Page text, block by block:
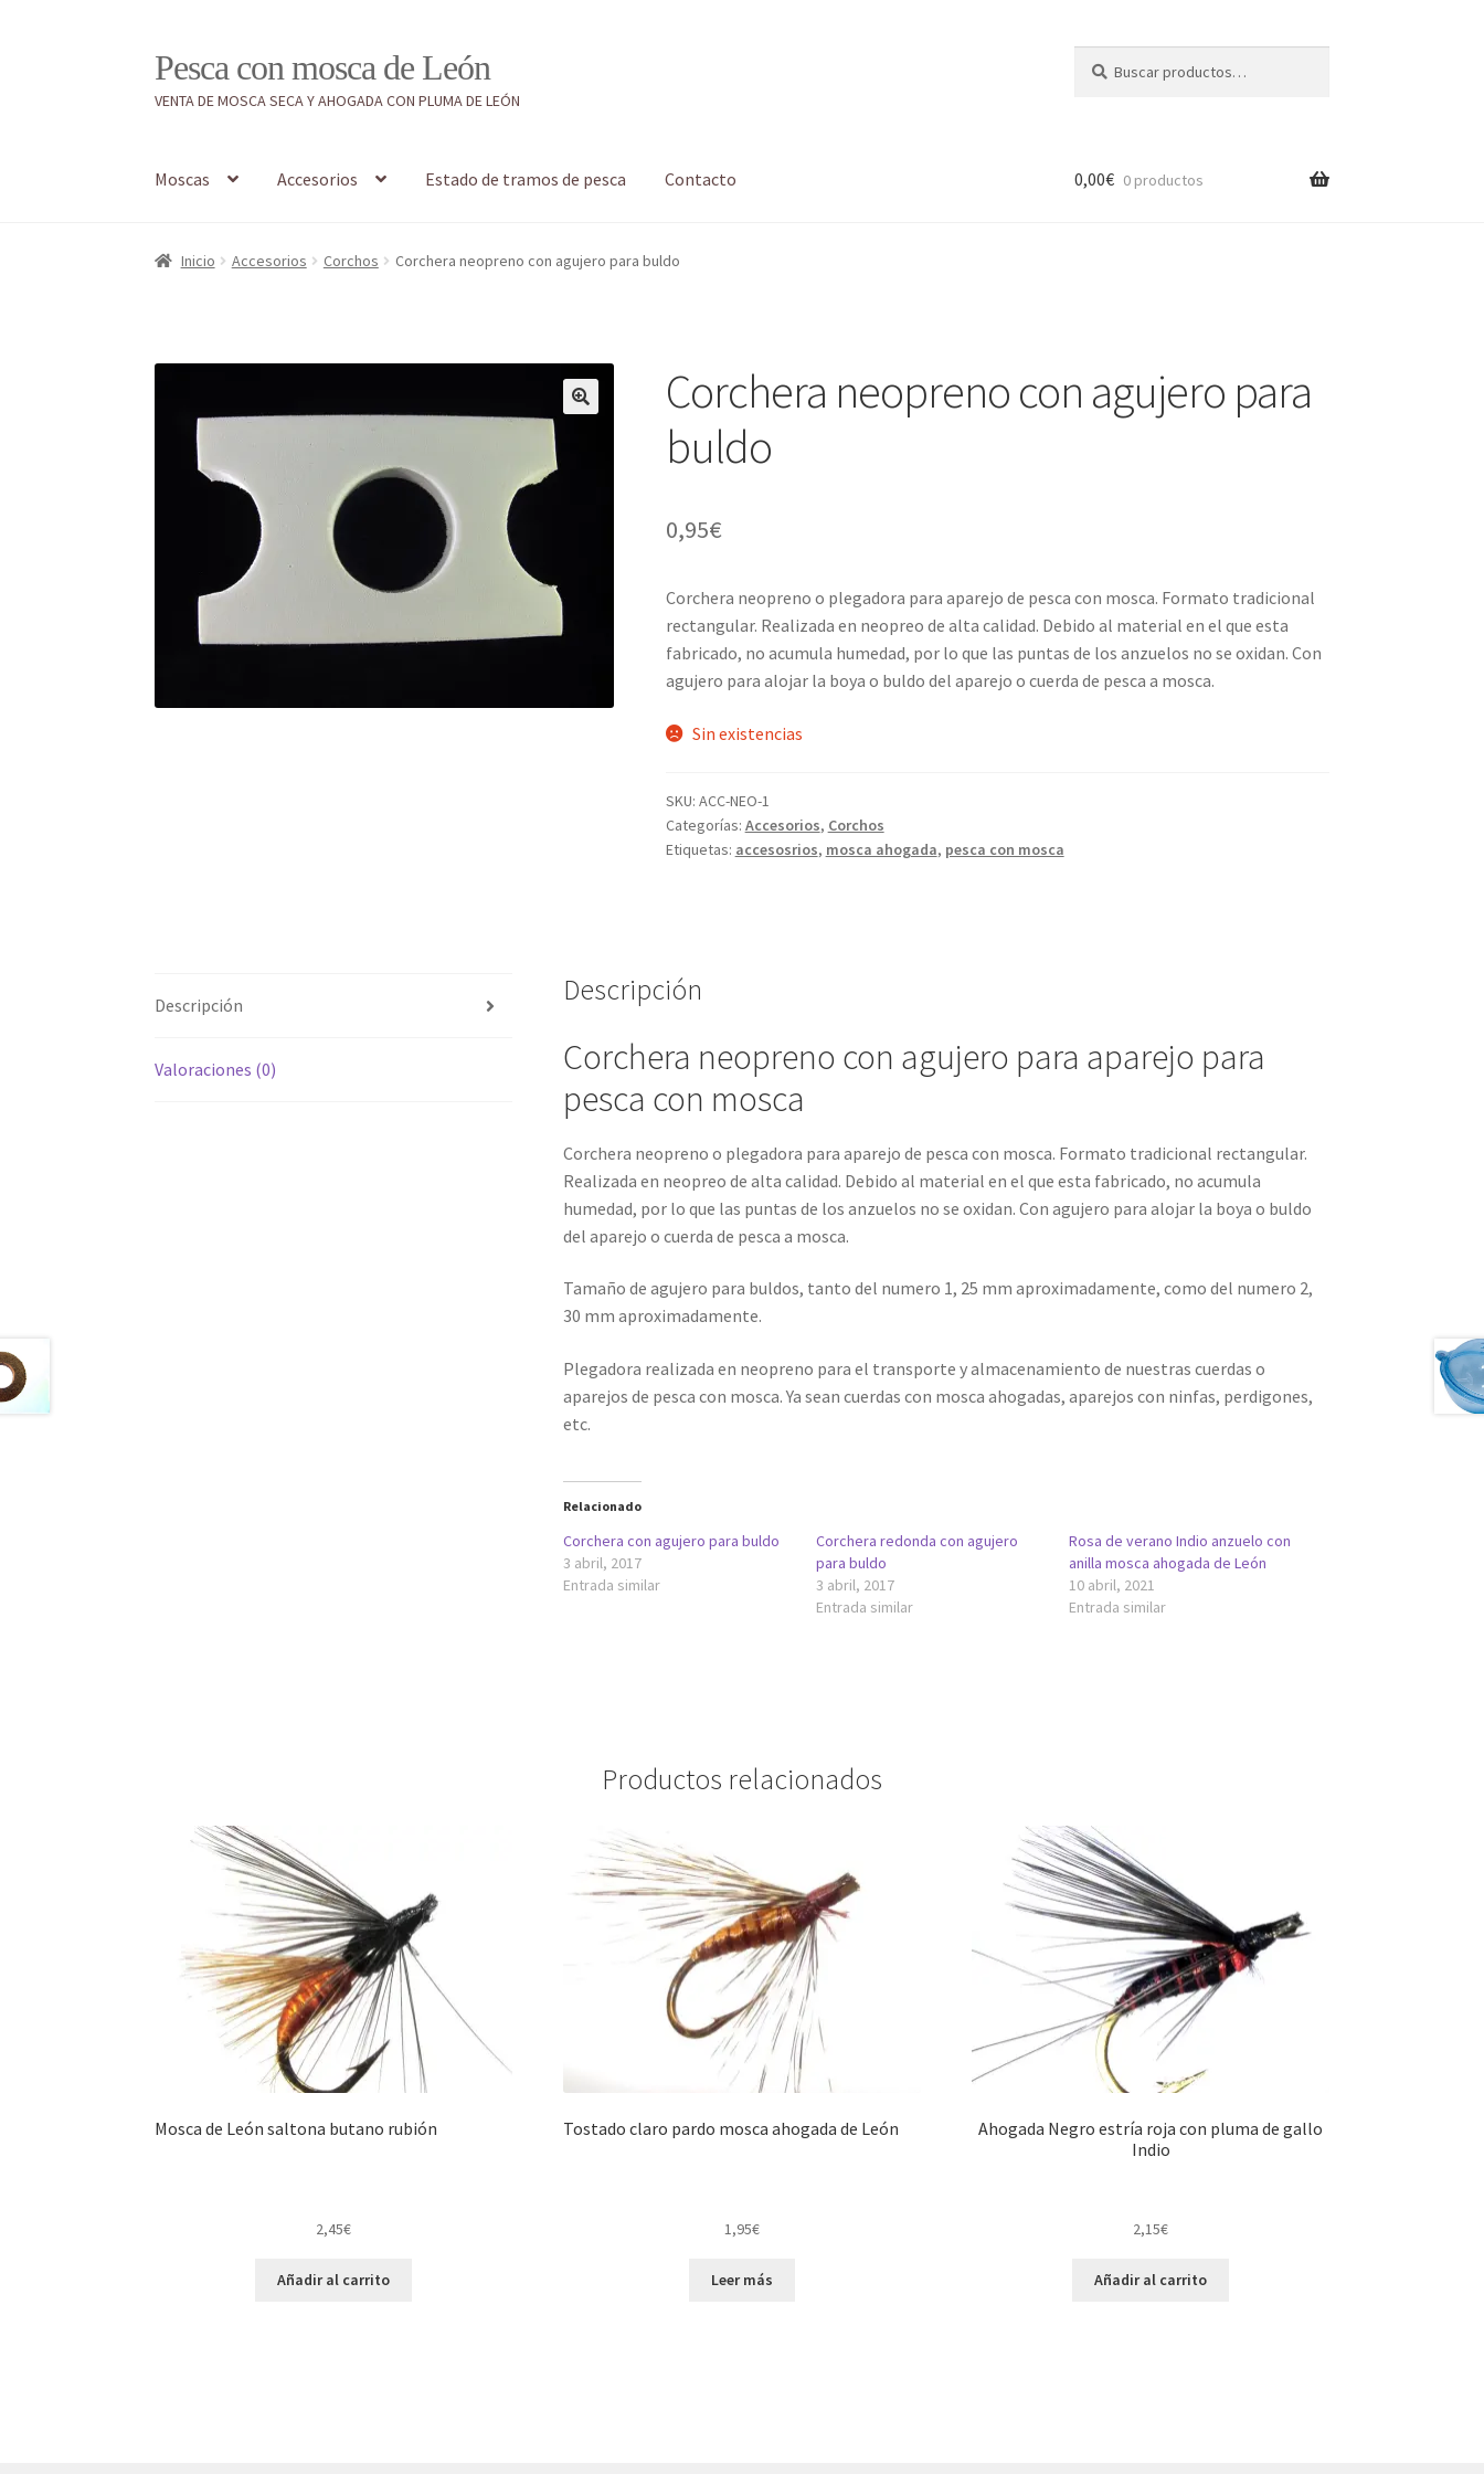
Ir
a
la
Ir
al
contenido
Pesca con mosca de León
VENTA DE MOSCA SECA Y AHOGADA CON PLUMA DE LEÓN
por:
Moscas Accesorios Estado de tramos de pesca Contacto
Inicio #7897 (sin título)Caja Estado de tramos de pesca Formulario de contacto
0,00€ 0 productos
Inicio Accesorios Corchos Corchera neopreno con agujero para buldo
Corchera neopreno con agujero para
buldo
0,95€
Corchera neopreno o plegadora para aparejo de pesca con mosca. Formato tradicional
rectangular. Realizada en neopreo de alta calidad. Debido al material en el que esta
fabricado, no acumula humedad, por lo que las puntas de los anzuelos no se oxidan. Con
agujero para alojar la boya o buldo del aparejo o cuerda de pesca a mosca.
Sin existencias
SKU: ACC-NEO-1
Categorías: Accesorios, Corchos
Etiquetas: accesosrios, mosca ahogada, pesca con mosca
Descripción
Valoraciones (0)
Descripción
Corchera neopreno con agujero para aparejo para
pesca con mosca
Corchera neopreno o plegadora para aparejo de pesca con mosca. Formato tradicional rectangular.
Realizada en neopreo de alta calidad. Debido al material en el que esta fabricado, no acumula
humedad, por lo que las puntas de los anzuelos no se oxidan. Con agujero para alojar la boya o buldo
del aparejo o cuerda de pesca a mosca.
Tamaño de agujero para buldos, tanto del numero 1, 25 mm aproximadamente, como del numero 2,
30 mm aproximadamente.
Plegadora realizada en neopreno para el transporte y almacenamiento de nuestras cuerdas o
aparejos de pesca con mosca. Ya sean cuerdas con mosca ahogadas, aparejos con ninfas, perdigones,
etc.
Relacionado
Corchera con agujero para buldo
3 abril, 2017
Entrada similar
Corchera redonda con agujero
para buldo
3 abril, 2017
Entrada similar
Rosa de verano Indio anzuelo con
anilla mosca ahogada de León
10 abril, 2021
Entrada similar
Productos relacionados
Mosca de León saltona butano rubión
2,45€
Añadir al carrito
Tostado claro pardo mosca ahogada de León
1,95€
Leer más
Ahogada Negro estría roja con pluma de gallo
Indio
2,15€
Añadir al carrito